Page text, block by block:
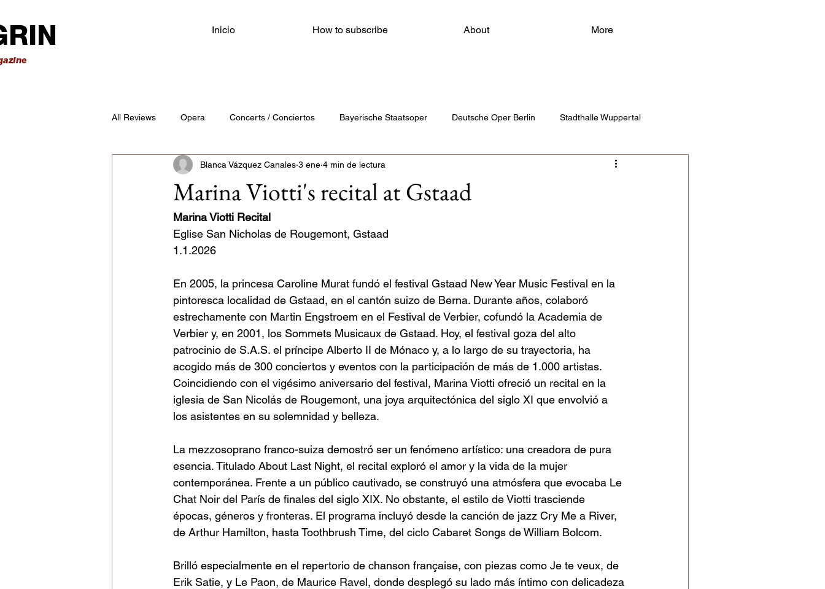
Inicio How to subscribe About More
All Reviews Opera Concerts / Conciertos Bayerische Staatsoper Deutsche Oper Berlin Stadthalle Wuppertal
Opéra Paris Teatro alla Scala Amsterdam Opera Gran Teatre del Liceu
Teatro Comunale Bologna Teatro dell'Opera di Roma
Wiener Staatsoper Royal Opera House Monnaie Les Arts Opera de Monte-Carlo Ibercamera
Deutsche Oper am Rhein Staatsoper Stuttgart Oper Frankfurt Salzburg Semperoper Dresden
Marina Viotti's recital at Gstaad
Blanca Vázquez Canales 3 ene 4 min de lectura
Marina Viotti Recital
Eglise San Nicholas de Rougemont, Gstaad
1.1.2026
En 2005, la princesa Caroline Murat fundó el festival Gstaad New Year Music Festival en la
pintoresca localidad de Gstaad, en el cantón suizo de Berna. Durante años, colaboró
estrechamente con Martin Engstroem en el Festival de Verbier, cofundó la Academia de
Verbier y, en 2001, los Sommets Musicaux de Gstaad. Hoy, el festival goza del alto
patrocinio de S.A.S. el príncipe Alberto II de Mónaco y, a lo largo de su trayectoria, ha
acogido más de 300 conciertos y eventos con la participación de más de 1.000 artistas.
Coincidiendo con el vigésimo aniversario del festival, Marina Viotti ofreció un recital en la
iglesia de San Nicolás de Rougemont, una joya arquitectónica del siglo XI que envolvió a
los asistentes en su solemnidad y belleza.
La mezzosoprano franco-suiza demostró ser un fenómeno artístico: una creadora de pura
esencia. Titulado About Last Night, el recital exploró el amor y la vida de la mujer
contemporánea. Frente a un público cautivado, se construyó una atmósfera que evocaba Le
Chat Noir del París de finales del siglo XIX. No obstante, el estilo de Viotti trasciende
épocas, géneros y fronteras. El programa incluyó desde la canción de jazz Cry Me a River,
de Arthur Hamilton, hasta Toothbrush Time, del ciclo Cabaret Songs de William Bolcom.
Brilló especialmente en el repertorio de chanson française, con piezas como Je te veux, de
Erik Satie, y Le Paon, de Maurice Ravel, donde desplegó su lado más íntimo con delicadeza